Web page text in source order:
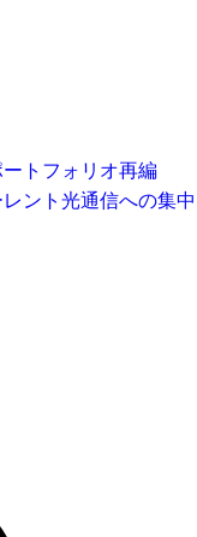
トフォリオ再編
ント光通信への集中